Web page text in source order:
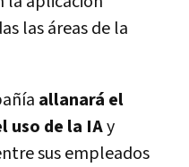
las áreas de la
allanará el
uso de la IAy
sus empleados